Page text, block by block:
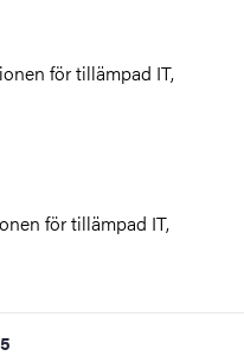
för tillämpad IT,
för tillämpad IT,